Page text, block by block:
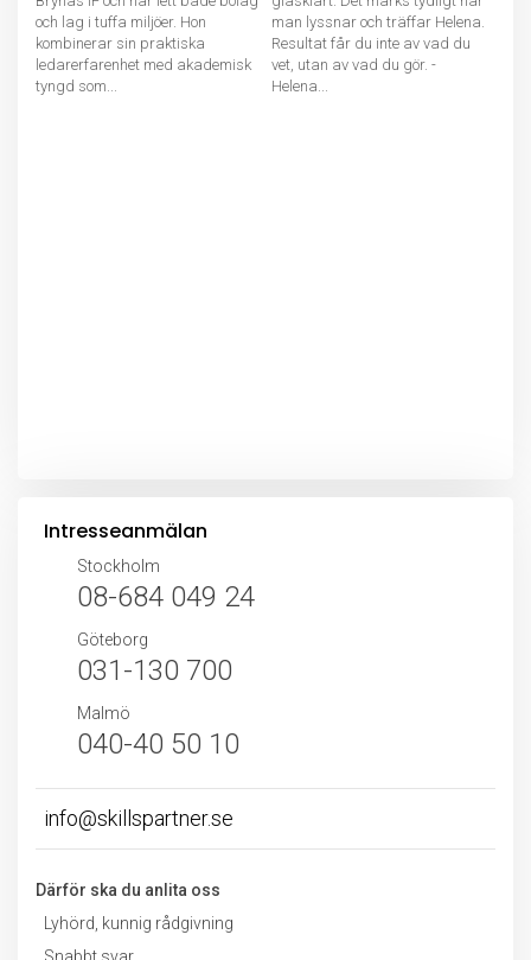
och lag i tuffa miljöer. Hon
kombinerar sin praktiska
ledarerfarenhet med akademisk
tyngd som...
man lyssnar och träffar Helena.
Resultat får du inte av vad du
vet, utan av vad du gör. -
Helena...
Intresseanmälan
Stockholm
08-684 049 24
Göteborg
031-130 700
Malmö
040-40 50 10
info@skillspartner.se
Därför ska du anlita oss
Lyhörd, kunnig rådgivning